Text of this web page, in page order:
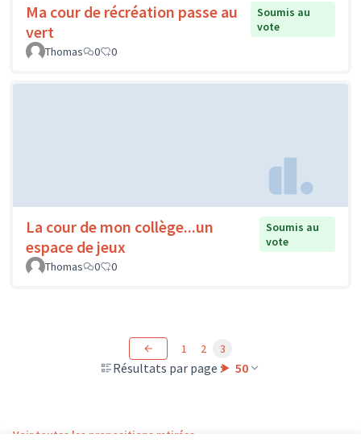
Ma cour de récréation passe au
vert
Soumis au
vote
Thomas
0 0
La cour de mon collège...un
espace de jeux
Soumis au
vote
Thomas
0 0
Résultats par page : 50
1 2 3
Voir toutes les propositions retirées